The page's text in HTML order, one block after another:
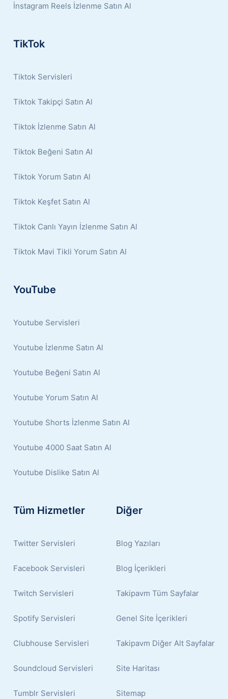
İnstagram Reels İzlenme Satın Al
TikTok
Tiktok Servisleri
Tiktok Takipçi Satın Al
Tiktok İzlenme Satın Al
Tiktok Beğeni Satın Al
Tiktok Yorum Satın Al
Tiktok Keşfet Satın Al
Tiktok Canlı Yayın İzlenme Satın Al
Tiktok Mavi Tikli Yorum Satın Al
YouTube
Youtube Servisleri
Youtube İzlenme Satın Al
Youtube Beğeni Satın Al
Youtube Yorum Satın Al
Youtube Shorts İzlenme Satın Al
Youtube 4000 Saat Satın Al
Youtube Dislike Satın Al
Tüm Hizmetler
Twitter Servisleri
Facebook Servisleri
Twitch Servisleri
Spotify Servisleri
Clubhouse Servisleri
Soundcloud Servisleri
Tumblr Servisleri
Diğer
Blog Yazıları
Blog İçerikleri
Takipavm Tüm Sayfalar
Genel Site İçerikleri
Takipavm Diğer Alt Sayfalar
Site Haritası
Sitemap